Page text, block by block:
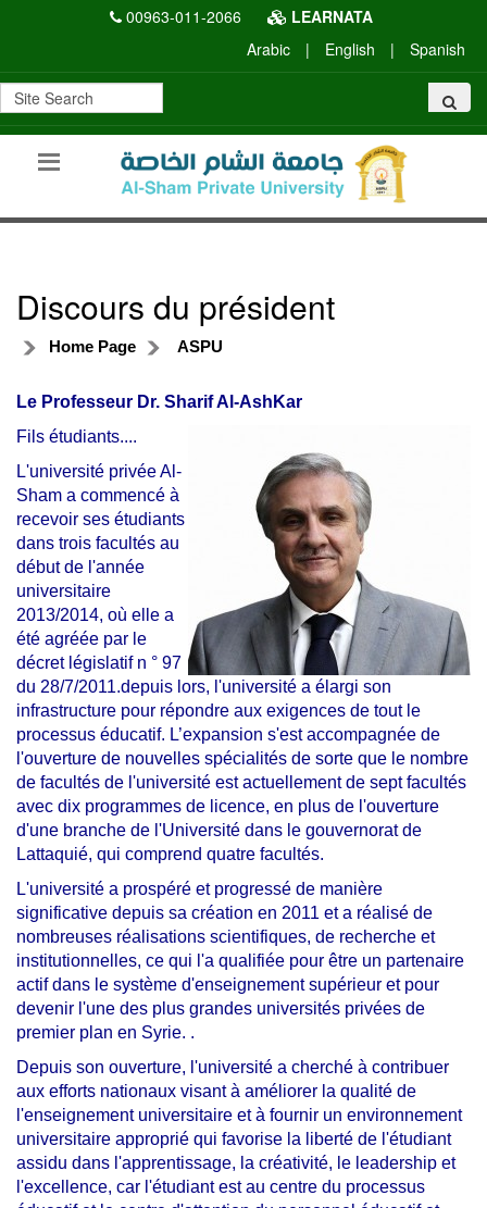
00963-011-2066
LEARNATA
Arabic
| English | Spanish
Discours du président
Home Page ASPU
Le Professeur Dr. Sharif Al-AshKar
Fils étudiants....
L'université privée Al-
Sham a commencé à
recevoir ses étudiants
dans trois facultés au
début de l'année
universitaire
2013/2014, où elle a
été agréée par le
décret législatif n ° 97
du 28/7/2011.depuis lors, l'université a élargi son
infrastructure pour répondre aux exigences de tout le
processus éducatif. L’expansion s'est accompagnée de
l'ouverture de nouvelles spécialités de sorte que le nombre
de facultés de l'université est actuellement de sept facultés
avec dix programmes de licence, en plus de l'ouverture
d'une branche de l'Université dans le gouvernorat de
Lattaquié, qui comprend quatre facultés.
L'université a prospéré et progressé de manière
significative depuis sa création en 2011 et a réalisé de
nombreuses réalisations scientifiques, de recherche et
institutionnelles, ce qui l'a qualifiée pour être un partenaire
actif dans le système d'enseignement supérieur et pour
devenir l'une des plus grandes universités privées de
premier plan en Syrie. .
Depuis son ouverture, l'université a cherché à contribuer
aux efforts nationaux visant à améliorer la qualité de
l'enseignement universitaire et à fournir un environnement
universitaire approprié qui favorise la liberté de l'étudiant
assidu dans l'apprentissage, la créativité, le leadership et
l'excellence, car l'étudiant est au centre du processus